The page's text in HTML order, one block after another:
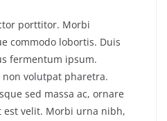
porttitor. Morbi
commodo lobortis. Duis
fermentum ipsum.
volutpat pharetra.
sed massa ac, ornare
est velit. Morbi urna nibh,